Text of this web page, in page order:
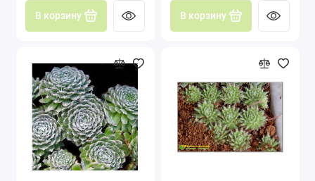
В корзину В корзину